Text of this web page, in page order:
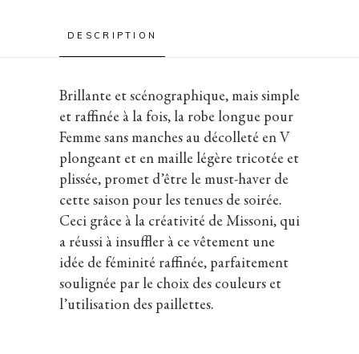
DESCRIPTION
Brillante et scénographique, mais simple
et raffinée à la fois, la robe longue pour
Femme sans manches au décolleté en V
plongeant et en maille légère tricotée et
plissée, promet d’être le must-haver de
cette saison pour les tenues de soirée.
Ceci grâce à la créativité de Missoni, qui
a réussi à insuffler à ce vêtement une
idée de féminité raffinée, parfaitement
soulignée par le choix des couleurs et
l’utilisation des paillettes.